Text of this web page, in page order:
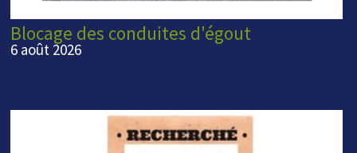
Blocage des conduites d'égout
6 août 2026